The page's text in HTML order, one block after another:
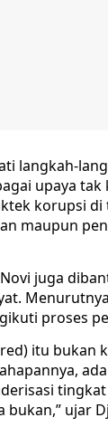
langkah-
upaya
korupsi di
maupun
juga
proses
itu bukan
bukan,” ujar